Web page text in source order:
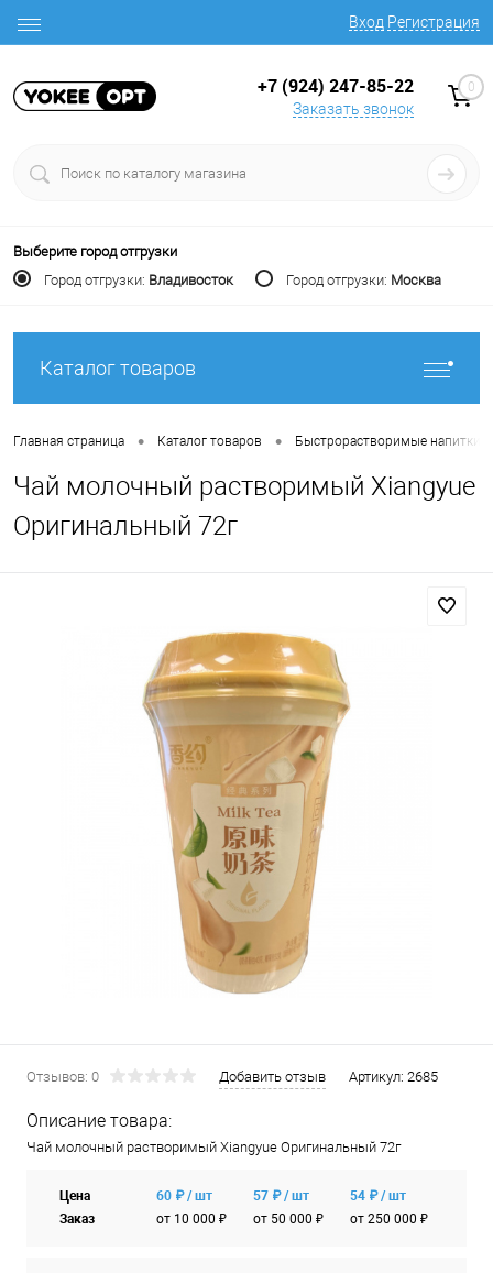
Вход Регистрация
+7 (924) 247-85-22
Заказать звонок
0
Выберите город отгрузки
Город отгрузки: Владивосток Город отгрузки: Москва
Каталог товаров
Главная страница • Каталог товаров • Быстрорастворимые напитки
Чай молочный растворимый Xiangyue
Оригинальный 72г
Отзывов: 0 Добавить отзыв Артикул: 2685
Описание товара:
Чай молочный растворимый Xiangyue Оригинальный 72г
Цена
Заказ
60 ₽ / шт
от 10 000 ₽
57 ₽ / шт
от 50 000 ₽
54 ₽ / шт
от 250 000 ₽